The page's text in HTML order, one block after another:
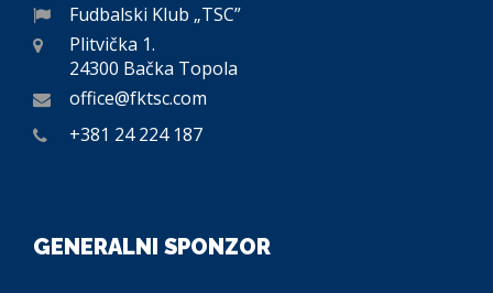
Fudbalski Klub „TSC”
Plitvička 1.
24300 Bačka Topola
office@fktsc.com
+381 24 224 187
GENERALNI SPONZOR